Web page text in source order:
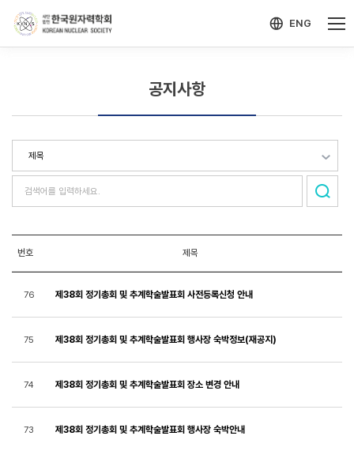
ENG
공지사항
번호 제목
76 제38회 정기총회 및 추계학술발표회 사전등록신청 안내
75 제38회 정기총회 및 추계학술발표회 행사장 숙박정보(재공지)
74 제38회 정기총회 및 추계학술발표회 장소 변경 안내
73 제38회 정기총회 및 추계학술발표회 행사장 숙박안내